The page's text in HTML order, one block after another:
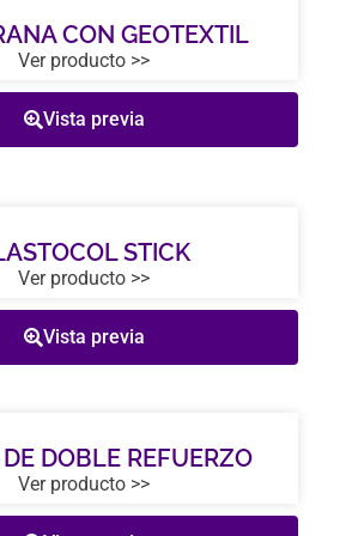
CON GEOTEXTIL
Ver producto >>
Vista previa
STICK
Ver producto >>
Vista previa
DOBLE REFUERZO
Ver producto >>